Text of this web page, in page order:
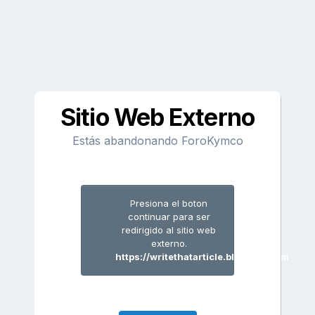
Sitio Web Externo
Estás abandonando ForoKymco
Presiona el boton
continuar para ser
redirigido al sitio web
externo.
https://writethatarticle.blogspot.com